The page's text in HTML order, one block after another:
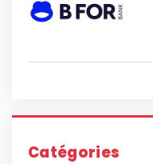
Catégories